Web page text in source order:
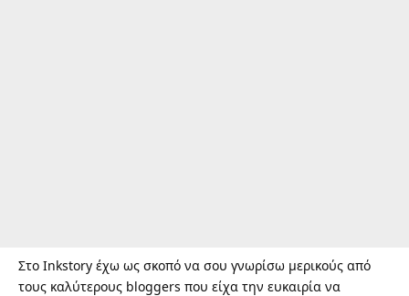
Στο Inkstory έχω ως σκοπό να σου γνωρίσω μερικούς από
τους καλύτερους bloggers που είχα την ευκαιρία να